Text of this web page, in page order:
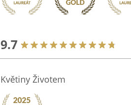
9.7
Květiny Životem